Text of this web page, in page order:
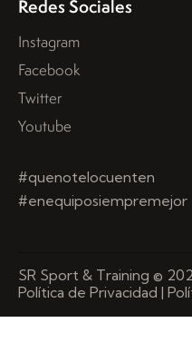
Redes Sociales
Instagram
Facebook
Twitter
Youtube
#quenotelocuenten
#enequiposiempremejor
SR Sport & Training ©
Política de Privacidad |